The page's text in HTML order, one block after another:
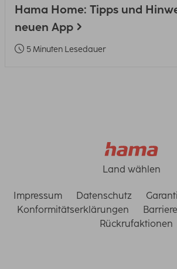
Hama Home: Tipps und
neuen App
5 Minuten Lesedauer
Land wählen
Impressum Datenschutz
Konformitätserklärungen
Rückrufaktionen